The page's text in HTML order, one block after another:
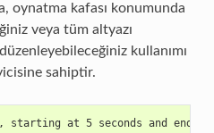
oynatma kafası konumunda
veya tüm altyazı
kullanımı
sahiptir.
starting at 5 seconds and